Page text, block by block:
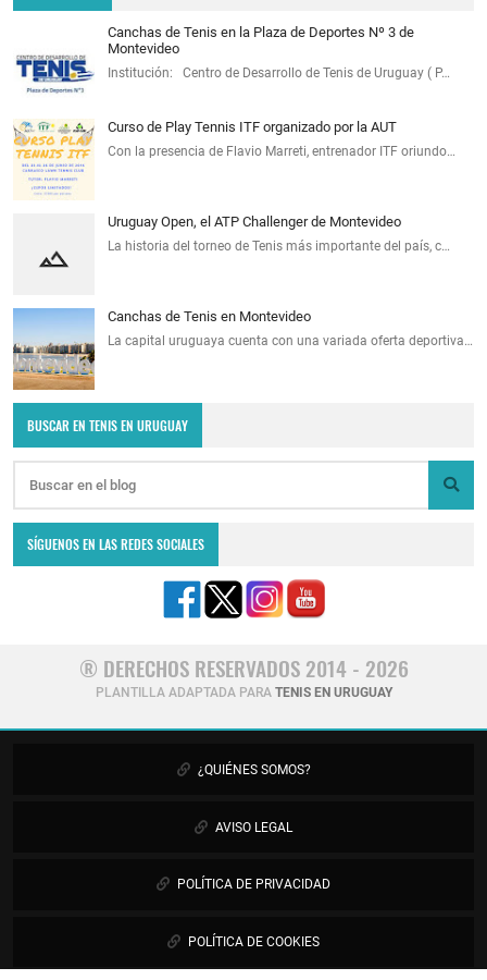
Canchas de Tenis en la Plaza de Deportes Nº 3 de
Montevideo
Institución: Centro de Desarrollo de Tenis de Uruguay ( P…
Curso de Play Tennis ITF organizado por la AUT
Con la presencia de Flavio Marreti, entrenador ITF oriundo…
Uruguay Open, el ATP Challenger de Montevideo
La historia del torneo de Tenis más importante del país, c…
Canchas de Tenis en Montevideo
La capital uruguaya cuenta con una variada oferta deportiva…
BUSCAR EN TENIS EN URUGUAY
SÍGUENOS EN LAS REDES SOCIALES
® DERECHOS RESERVADOS 2014 - 2026
PLANTILLA ADAPTADA PARA TENIS EN URUGUAY
¿QUIÉNES SOMOS?
AVISO LEGAL
POLÍTICA DE PRIVACIDAD
POLÍTICA DE COOKIES